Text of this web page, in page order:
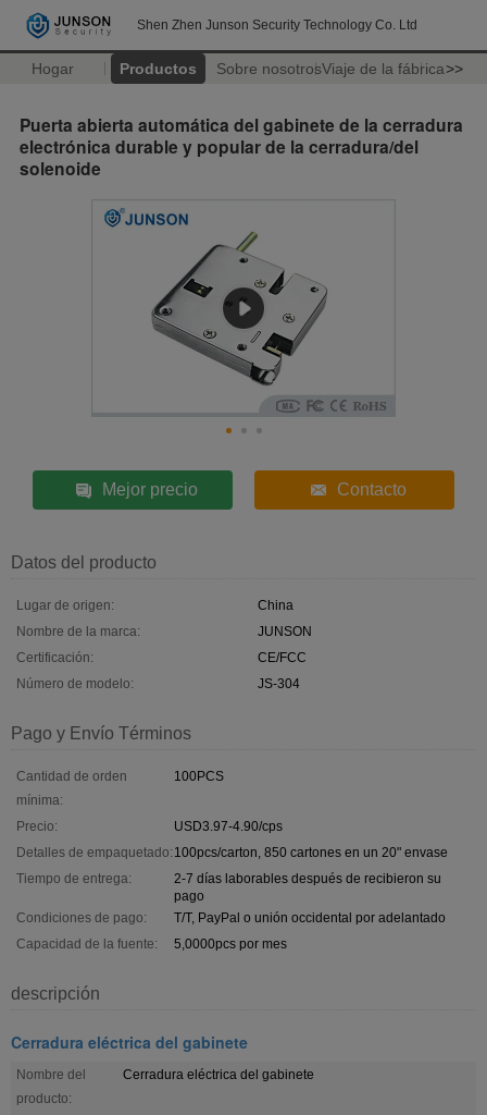
Shen Zhen Junson Security Technology Co. Ltd
Hogar Productos Sobre nosotrosViaje de la fábrica>>
Puerta abierta automática del gabinete de la cerradura
electrónica durable y popular de la cerradura/del
solenoide
Mejor precio Contacto
Datos del producto
Lugar de origen:
China
Nombre de la marca:
JUNSON
Certificación:
CE/FCC
Número de modelo:
JS-304
Pago y Envío Términos
Cantidad de orden
mínima:
100PCS
Precio:
USD3.97-4.90/cps
Detalles de empaquetado: 100pcs/carton, 850 cartones en un 20" envase
Tiempo de entrega:
2-7 días laborables después de recibieron su
pago
Condiciones de pago:
T/T, PayPal o unión occidental por adelantado
Capacidad de la fuente:
5,0000pcs por mes
descripción
Cerradura eléctrica del gabinete
Nombre del
producto:
Cerradura eléctrica del gabinete